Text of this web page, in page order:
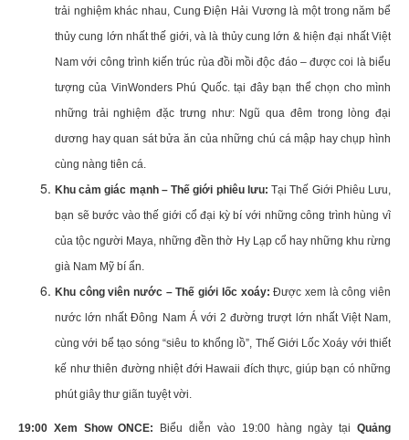
trải nghiệm khác nhau, Cung Điện Hải Vương là một trong năm bể
thủy cung lớn nhất thế giới, và là thủy cung lớn & hiện đại nhất Việt
Nam với công trình kiến trúc rùa đồi mồi độc đáo – được coi là biểu
tượng của VinWonders Phú Quốc. tại đây bạn thể chọn cho mình
những trải nghiệm đặc trưng như: Ngũ qua đêm trong lòng đại
dương hay quan sát bửa ăn của những chú cá mập hay chụp hình
cùng nàng tiên cá.
Khu cảm giác mạnh – Thế giới phiêu lưu:Tại Thế Giới Phiêu Lưu,
bạn sẽ bước vào thế giới cổ đại kỳ bí với những công trình hùng vĩ
của tộc người Maya, những đền thờ Hy Lạp cổ hay những khu rừng
già Nam Mỹ bí ẩn.
Khu công viên nước – Thế giới lốc xoáy:Được xem là công viên
nước lớn nhất Đông Nam Á với 2 đường trượt lớn nhất Việt Nam,
cùng với bể tạo sóng “siêu to khổng lồ”, Thế Giới Lốc Xoáy với thiết
kế như thiên đường nhiệt đới Hawaii đích thực, giúp bạn có những
phút giây thư giãn tuyệt vời.
19:00 Xem Show ONCE: Biểu diễn vào 19:00 hàng ngày tạiQuảng